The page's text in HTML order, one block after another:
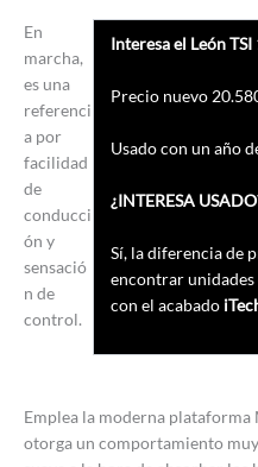
Interesa el León TSI
Precio nuevo
Usado con un año
¿INTERESA
Sí, la diferencia de
encontrar unidades
con el acabado
En
marcha,
es una
referenci
a por
facilidad
de
conducci
ón y
sensació
n de
control.
Emplea la moderna plataforma
otorga un comportamiento